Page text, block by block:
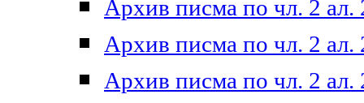
Архив писма по чл. 2 ал.
Архив писма по чл. 2 ал.
Архив писма по чл. 2 ал.